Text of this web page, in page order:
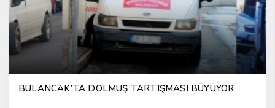
BULANCAK’TA DOLMUŞ TARTIŞMASI BÜYÜYOR